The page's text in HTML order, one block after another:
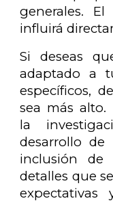
generales.
influirá
Si deseas
adaptado a
específicos,
sea más alto.
la
desarrollo de
inclusión de
detalles que
expectativas